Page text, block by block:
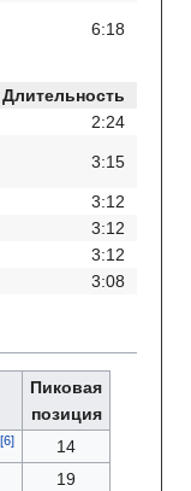
6:18
Длительность
2:24
3:15
3:12
3:12
3:12
3:08
Пиковая
позиция
14
19